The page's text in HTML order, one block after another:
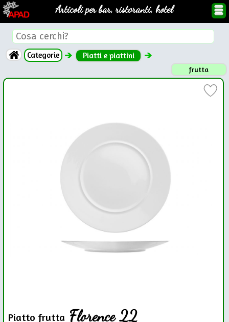
Articoli per bar, ristoranti, hotel
Categorie Piatti e piattini
frutta
Piatto frutta Florence 22